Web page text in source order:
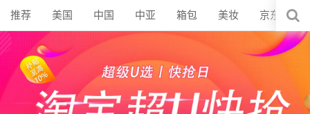
推荐 美国 中国 中亚 箱包 美妆 京东